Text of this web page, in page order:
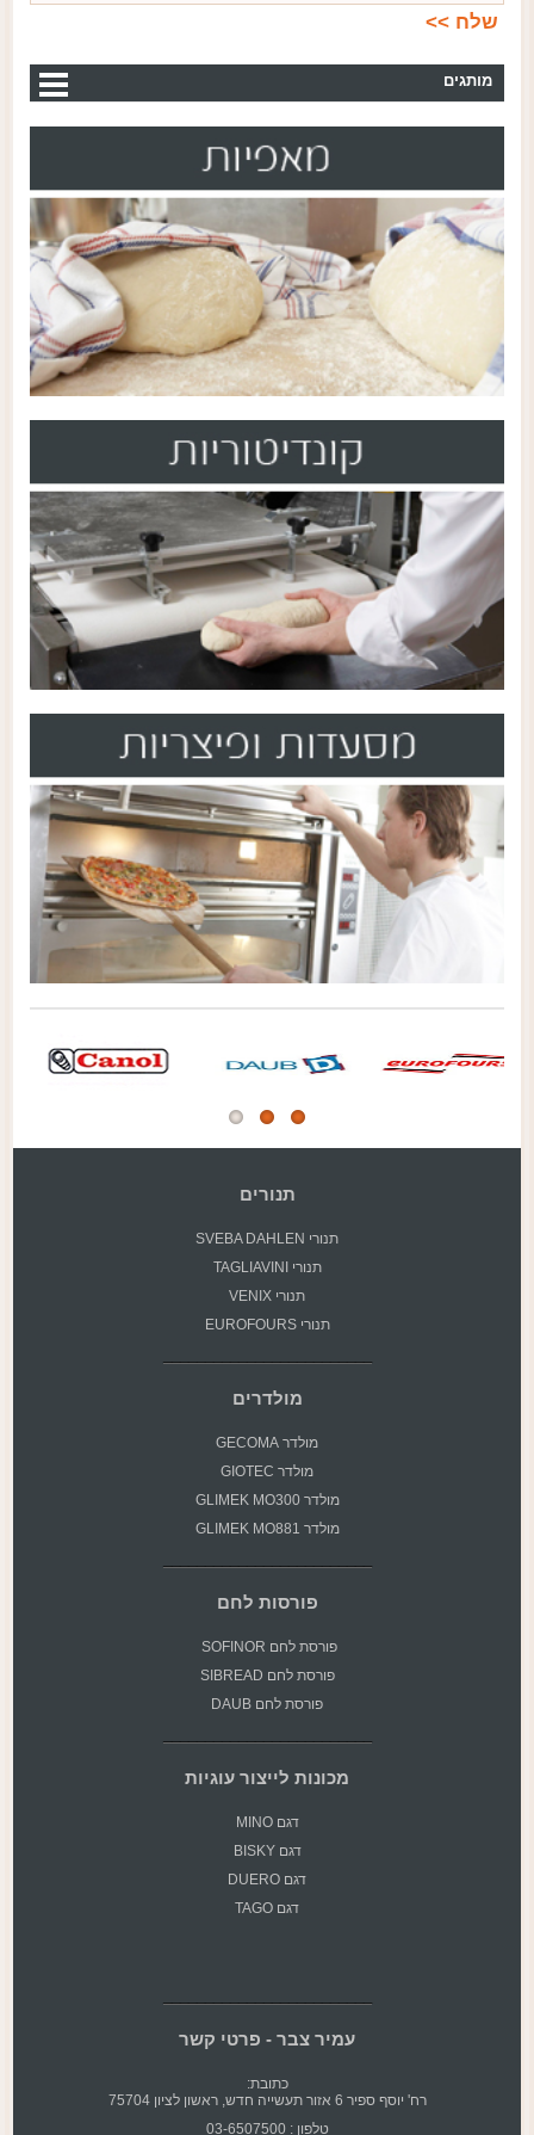
מותגים
תנורים
תנורי SVEBA DAHLEN
תנורי TAGLIAVINI
תנורי VENIX
תנורי EUROFOURS
מולדרים
מולדר GECOMA
מולדר GIOTEC
מולדר GLIMEK MO300
מולדר GLIMEK MO881
פורסות לחם
פורסת לחם SOFINOR
פורסת לחם SIBREAD
פורסת לחם DAUB
מכונות לייצור עוגיות
דגם MINO
דגם BISKY
דגם DUERO
דגם TAGO
עמיר צבר - פרטי קשר
כתובת:
רח' יוסף ספיר 6 אזור תעשייה חדש, ראשון לציון 75704
טלפון : 03-6507500